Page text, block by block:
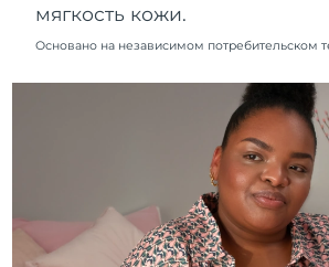
мягкость кожи.
Основано на независимом потребительском
Саудовская Аравия
Словения